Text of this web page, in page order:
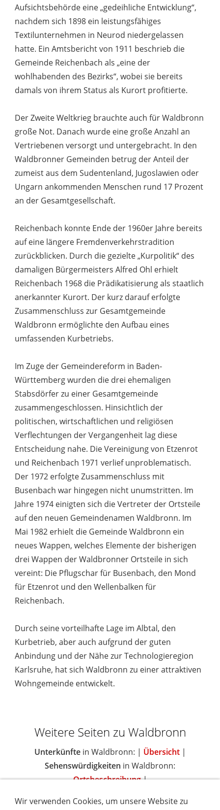
Aufsichtsbehörde eine „gedeihliche Entwicklung“,
nachdem sich 1898 ein leistungsfähiges
Textilunternehmen in Neurod niedergelassen
hatte. Ein Amtsbericht von 1911 beschrieb die
Gemeinde Reichenbach als „eine der
wohlhabenden des Bezirks“, wobei sie bereits
damals von ihrem Status als Kurort profitierte.
Der Zweite Weltkrieg brauchte auch für Waldbronn
große Not. Danach wurde eine große Anzahl an
Vertriebenen versorgt und untergebracht. In den
Waldbronner Gemeinden betrug der Anteil der
zumeist aus dem Sudentenland, Jugoslawien oder
Ungarn ankommenden Menschen rund 17 Prozent
an der Gesamtgesellschaft.
Reichenbach konnte Ende der 1960er Jahre bereits
auf eine längere Fremdenverkehrstradition
zurückblicken. Durch die gezielte „Kurpolitik“ des
damaligen Bürgermeisters Alfred Ohl erhielt
Reichenbach 1968 die Prädikatisierung als staatlich
anerkannter Kurort. Der kurz darauf erfolgte
Zusammenschluss zur Gesamtgemeinde
Waldbronn ermöglichte den Aufbau eines
umfassenden Kurbetriebs.
Im Zuge der Gemeindereform in Baden-
Württemberg wurden die drei ehemaligen
Stabsdörfer zu einer Gesamtgemeinde
zusammengeschlossen. Hinsichtlich der
politischen, wirtschaftlichen und religiösen
Verflechtungen der Vergangenheit lag diese
Entscheidung nahe. Die Vereinigung von Etzenrot
und Reichenbach 1971 verlief unproblematisch.
Der 1972 erfolgte Zusammenschluss mit
Busenbach war hingegen nicht unumstritten. Im
Jahre 1974 einigten sich die Vertreter der Ortsteile
auf den neuen Gemeindenamen Waldbronn. Im
Mai 1982 erhielt die Gemeinde Waldbronn ein
neues Wappen, welches Elemente der bisherigen
drei Wappen der Waldbronner Ortsteile in sich
vereint: Die Pflugschar für Busenbach, den Mond
für Etzenrot und den Wellenbalken für
Reichenbach.
Durch seine vorteilhafte Lage im Albtal, den
Kurbetrieb, aber auch aufgrund der guten
Anbindung und der Nähe zur Technologieregion
Karlsruhe, hat sich Waldbronn zu einer attraktiven
Wohngemeinde entwickelt.
Weitere Seiten zu Waldbronn
Unterkünfte in Waldbronn: | Übersicht|
Sehenswürdigkeiten in Waldbronn:
Ortsbeschreibung|
Wir verwenden Cookies, um unsere Website zu